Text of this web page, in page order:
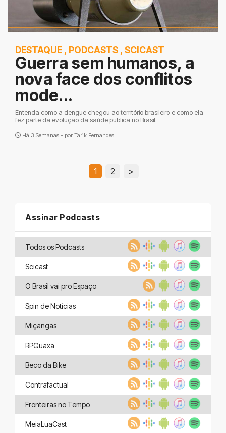
DESTAQUE , PODCASTS , SCICAST
Guerra sem humanos, a
nova face dos conflitos
mode...
Entenda como a dengue chegou ao território brasileiro e como ela
fez parte da evolução da saúde pública no Brasil.
Há 3 Semanas - por Tarik Fernandes
1 2 >
Assinar Podcasts
Todos os Podcasts
Scicast
O Brasil vai pro Espaço
Spin de Notícias
Miçangas
RPGuaxa
Beco da Bike
Contrafactual
Fronteiras no Tempo
MeiaLuaCast